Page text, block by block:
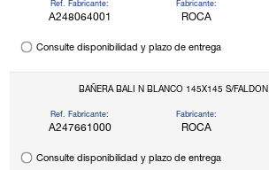
Ref. Fabricante:
A248064001
Fabricante:
ROCA
Consulte disponibilidad y plazo de entrega
BAÑERA BALI N BLANCO 145X145 S/FALDON
Ref. Fabricante:
A247661000
Fabricante:
ROCA
Consulte disponibilidad y plazo de entrega